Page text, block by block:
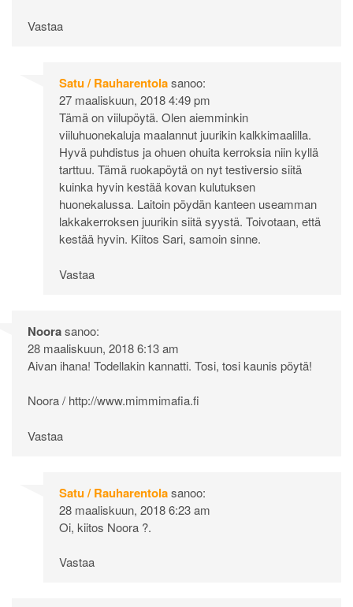
Vastaa
Satu / Rauharentolasanoo:
27 maaliskuun, 2018 4:49 pm
Tämä on viilupöytä. Olen aiemminkin
viiluhuonekaluja maalannut juurikin kalkkimaalilla.
Hyvä puhdistus ja ohuen ohuita kerroksia niin kyllä
tarttuu. Tämä ruokapöytä on nyt testiversio siitä
kuinka hyvin kestää kovan kulutuksen
huonekalussa. Laitoin pöydän kanteen useamman
lakkakerroksen juurikin siitä syystä. Toivotaan, että
kestää hyvin. Kiitos Sari, samoin sinne.
Vastaa
Noorasanoo:
28 maaliskuun, 2018 6:13 am
Aivan ihana! Todellakin kannatti. Tosi, tosi kaunis pöytä!
Noora / http://www.mimmimafia.fi
Vastaa
Satu / Rauharentolasanoo:
28 maaliskuun, 2018 6:23 am
Oi, kiitos Noora ?.
Vastaa